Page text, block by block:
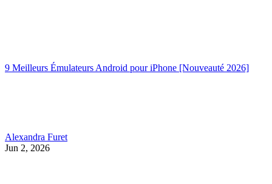
9 Meilleurs Émulateurs Android pour iPhone [Nouveauté 2026]
Alexandra Furet
Jun 2, 2026